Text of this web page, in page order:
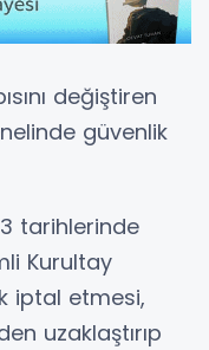
değiştiren
güvenlik
tarihlerinde
Kurultay
iptal etmesi,
uzaklaştırıp